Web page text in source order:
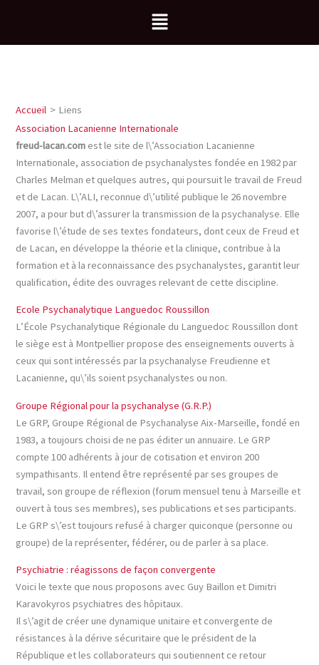
contenu
Menu
Accueil
Liens
Association Lacanienne Internationale
freud-lacan.com est le site de l\’Association Lacanienne
Internationale, association de psychanalystes fondée en 1982 par
Charles Melman et quelques autres, qui poursuit le travail de Freud
et de Lacan. L\’ALI, reconnue d\’utilité publique le 26 novembre
2007, a pour but d\’assurer la transmission de la psychanalyse. Elle
favorise l\’étude de ses textes fondateurs, dont ceux de Freud et
de Lacan, en développe la théorie et la clinique, contribue à la
formation et à la reconnaissance des psychanalystes, garantit leur
qualification, édite des ouvrages relevant de cette discipline.
Ecole Psychanalytique Languedoc Roussillon
L’École Psychanalytique Régionale du Languedoc Roussillon dont
le siège est à Montpellier propose des enseignements ouverts à
ceux qui sont intéressés par la psychanalyse Freudienne et
Lacanienne, qu\’ils soient psychanalystes ou non.
Groupe Régional pour la psychanalyse (G.R.P.)
Le GRP, Groupe Régional de Psychanalyse Aix-Marseille, fondé en
1983, a toujours choisi de ne pas éditer un annuaire. Le GRP
compte 100 adhérents à jour de cotisation et environ 200
sympathisants. Il entend être représenté par ses groupes de
travail, son groupe de réflexion (forum mensuel tenu à Marseille et
ouvert à tous ses membres), ses publications et ses participants.
Le GRP s\’est toujours refusé à charger quiconque (personne ou
groupe) de la représenter, fédérer, ou de parler à sa place.
Psychiatrie : réagissons de façon convergente
Voici le texte que nous proposons avec Guy Baillon et Dimitri
Karavokyros psychiatres des hôpitaux.
Il s\’agit de créer une dynamique unitaire et convergente de
résistances à la dérive sécuritaire que le président de la
République et les collaborateurs qui soutiennent ce retour